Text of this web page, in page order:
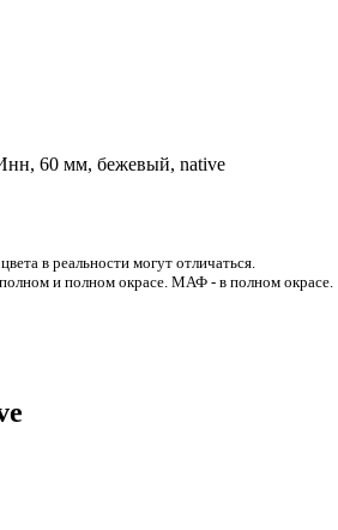
60 мм, бежевый, native
в реальности могут отличаться.
и полном окрасе. МАФ - в полном окрасе.